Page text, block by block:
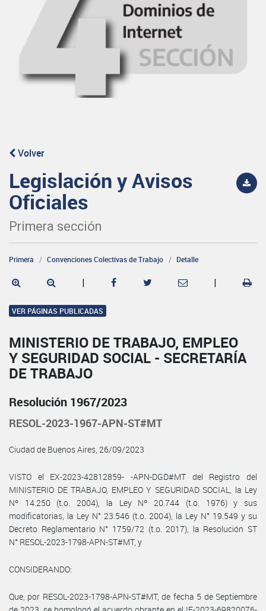
Volver
Legislación y Avisos
Oficiales
Primera sección
Primera Convenciones Colectivas de Trabajo Detalle
| |
VER PÁGINAS PUBLICADAS
MINISTERIO DE TRABAJO, EMPLEO
Y SEGURIDAD SOCIAL - SECRETARÍA
DE TRABAJO
Resolución 1967/2023
RESOL-2023-1967-APN-ST#MT
Ciudad de Buenos Aires, 26/09/2023
VISTO el EX-2023-42812859- -APN-DGD#MT del Registro del
MINISTERIO DE TRABAJO, EMPLEO Y SEGURIDAD SOCIAL, la Ley
Nº 14.250 (t.o. 2004), la Ley Nº 20.744 (t.o. 1976) y sus
modificatorias, la Ley N° 23.546 (t.o. 2004), la Ley N° 19.549 y su
Decreto Reglamentario N° 1759/72 (t.o. 2017), la Resolución ST
N° RESOL-2023-1798-APN-ST#MT, y
CONSIDERANDO:
Que, por RESOL-2023-1798-APN-ST#MT, de fecha 5 de Septiembre